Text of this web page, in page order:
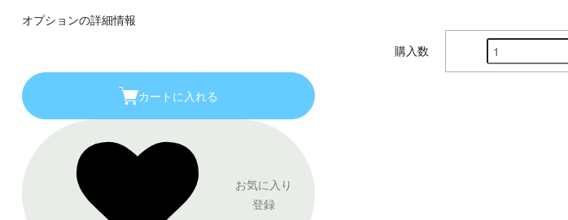
オプションの詳細情報
購入数
カートに入れる
お気に入り
登録